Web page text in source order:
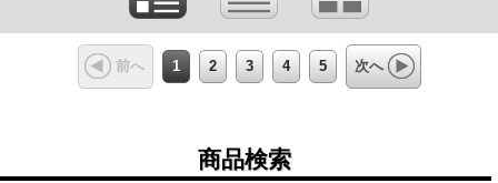
前へ 1 2 3 4 5 次へ
商品検索